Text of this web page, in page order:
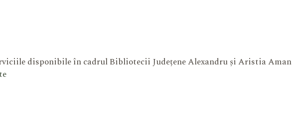
disponibile în cadrul Bibliotecii Județene Alexandru și Aristia Aman